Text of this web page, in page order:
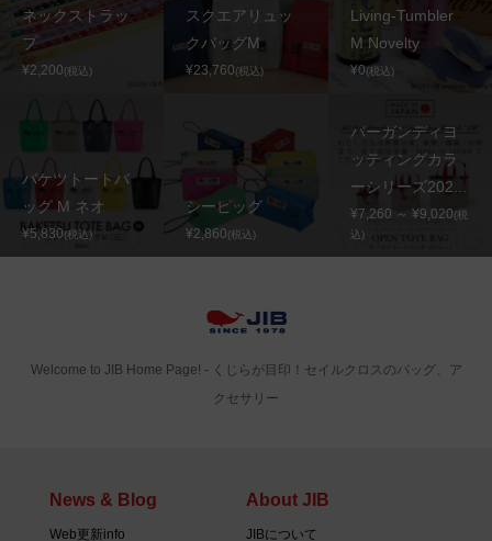
ネックストラッ
プ
¥2,200(税込)
スクエアリュッ
クバッグM
¥23,760(税込)
Living-Tumbler
M Novelty
¥0(税込)
バケツトートバ
ッグ M ネオ
¥5,830(税込)
シーピッグ
¥2,860(税込)
バーガンディヨ
ッティングカラ
ーシリーズ202...
¥7,260 ～ ¥9,020(税
込)
Welcome to JIB Home Page! ‐ くじらが目印！セイルクロスのバッグ、ア
クセサリー
News & Blog
Web更新info
About JIB
JIBについて